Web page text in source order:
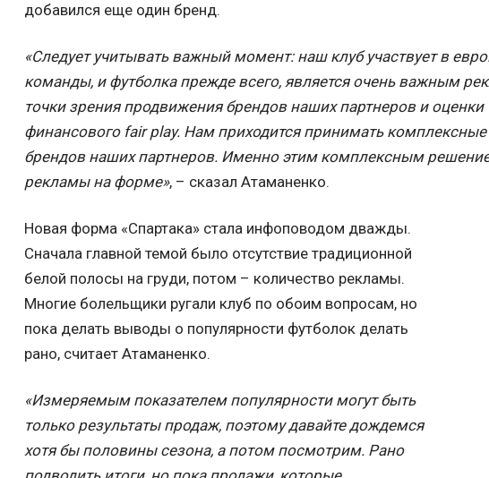
добавился еще один бренд.
«Следует учитывать важный момент: наш клуб участвует в
команды, и футболка прежде всего, является очень важным
точки зрения продвижения брендов наших партнеров и
финансового fair play. Нам приходится принимать
брендов наших партнеров. Именно этим комплексным
рекламы на форме», – сказал Атаманенко.
Новая форма «Спартака» стала инфоповодом дважды.
Сначала главной темой было отсутствие традиционной
белой полосы на груди, потом – количество рекламы.
Многие болельщики ругали клуб по обоим вопросам, но
пока делать выводы о популярности футболок делать
рано, считает Атаманенко.
«Измеряемым показателем популярности могут быть
только результаты продаж, поэтому давайте дождемся
хотя бы половины сезона, а потом посмотрим. Рано